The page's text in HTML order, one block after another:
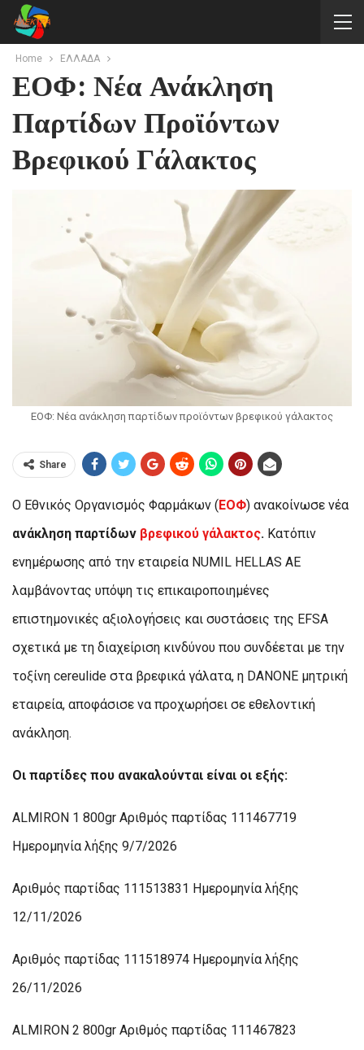
Home ΕΛΛΑΔΑ
ΕΟΦ: Νέα Ανάκληση
Παρτίδων Προϊόντων
Βρεφικού Γάλακτος
ΕΟΦ: Νέα ανάκληση παρτίδων προϊόντων βρεφικού γάλακτος
Share
Ο Εθνικός Οργανισμός Φαρμάκων ( ΕΟΦ) ανακοίνωσε νέα
ανάκληση παρτίδων βρεφικού γάλακτος. Κατόπιν
ενημέρωσης από την εταιρεία NUMIL HELLAS ΑΕ
λαμβάνοντας υπόψη τις επικαιροποιημένες
επιστημονικές αξιολογήσεις και συστάσεις της EFSA
σχετικά με τη διαχείριση κινδύνου που συνδέεται με την
τοξίνη cereulide στα βρεφικά γάλατα, η DANONE μητρική
εταιρεία, αποφάσισε να προχωρήσει σε εθελοντική
ανάκληση.
Οι παρτίδες που ανακαλούνται είναι οι εξής:
ALMIRON 1 800gr Αριθμός παρτίδας 111467719
Ημερομηνία λήξης 9/7/2026
Αριθμός παρτίδας 111513831 Ημερομηνία λήξης
12/11/2026
Αριθμός παρτίδας 111518974 Ημερομηνία λήξης
26/11/2026
ALMIRON 2 800gr Αριθμός παρτίδας 111467823